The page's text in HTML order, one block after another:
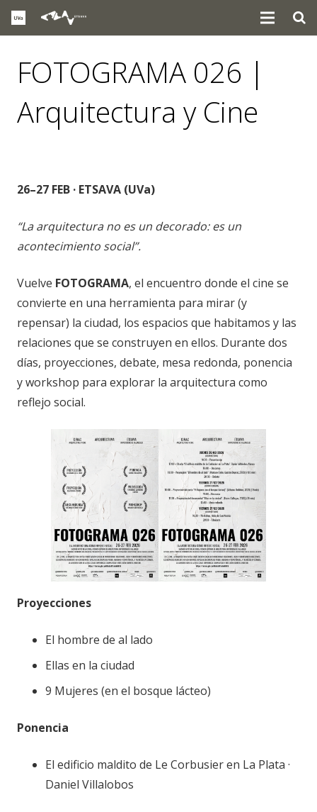
FOTOGRAMA 026 |
Arquitectura y Cine
26–27 FEB · ETSAVA (UVa)
“La arquitectura no es un decorado: es un
acontecimiento social”.
Vuelve FOTOGRAMA, el encuentro donde el cine se
convierte en una herramienta para mirar (y
repensar) la ciudad, los espacios que habitamos y las
relaciones que se construyen en ellos. Durante dos
días, proyecciones, debate, mesa redonda, ponencia
y workshop para explorar la arquitectura como
reflejo social.
Proyecciones
El hombre de al lado
Ellas en la ciudad
9 Mujeres (en el bosque lácteo)
Ponencia
El edificio maldito de Le Corbusier en La Plata ·
Daniel Villalobos